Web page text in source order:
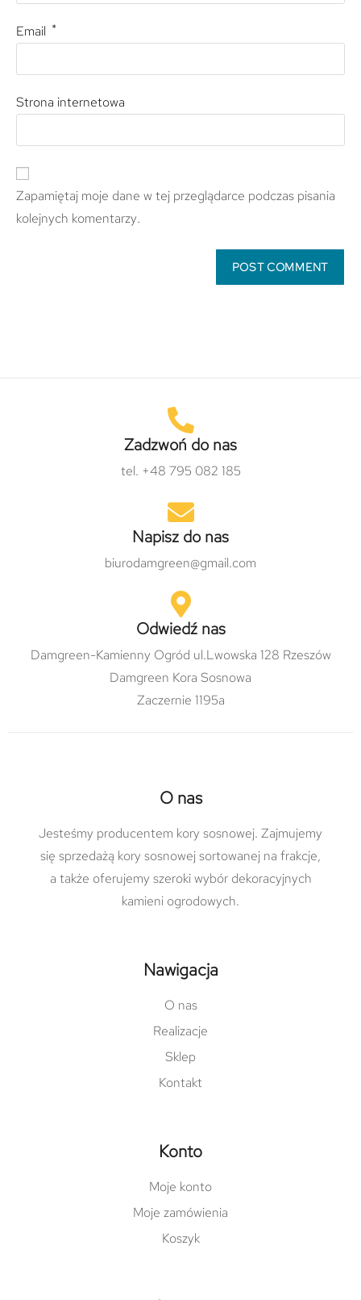
Email *
Strona internetowa
Zapamiętaj moje dane w tej przeglądarce podczas pisania
kolejnych komentarzy.
Zadzwoń do nas
tel. +48 795 082 185
Napisz do nas
biurodamgreen@gmail.com
Odwiedź nas
Damgreen-Kamienny Ogród ul.Lwowska 128 Rzeszów
Damgreen Kora Sosnowa
Zaczernie 1195a
O nas
Jesteśmy producentem kory sosnowej. Zajmujemy
się sprzedażą kory sosnowej sortowanej na frakcje,
a także oferujemy szeroki wybór dekoracyjnych
kamieni ogrodowych.
Nawigacja
O nas
Realizacje
Sklep
Kontakt
Konto
Moje konto
Moje zamówienia
Koszyk